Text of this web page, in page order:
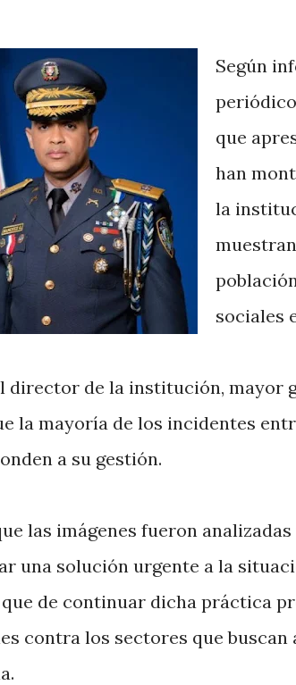
Según
periódico
que
han
la
sociales
director de la institución, mayor
la mayoría de los incidentes
a su gestión.
las imágenes fueron
una solución urgente a la
de continuar dicha práctica
contra los sectores que